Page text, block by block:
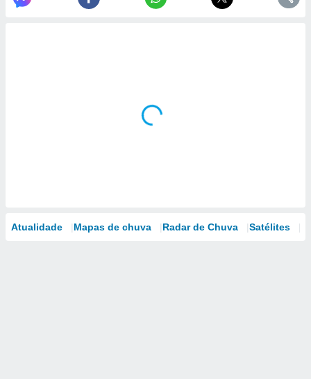
Atualidade Mapas de chuva Radar de Chuva Satélites